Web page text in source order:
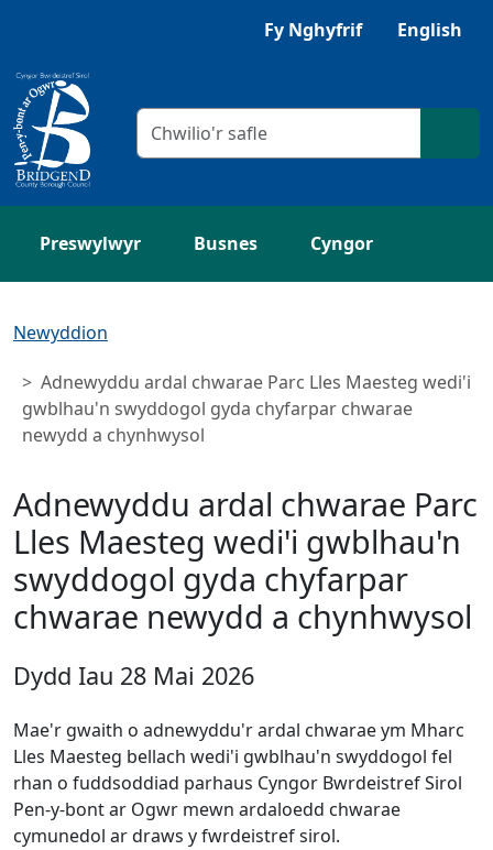
Gwrandewch gyda Browsealoud
Fy Nghyfrif English
Meini prawf chwilio
Preswylwyr Busnes Cyngor
Newyddion
Adnewyddu ardal chwarae Parc Lles Maesteg wedi'i
gwblhau'n swyddogol gyda chyfarpar chwarae
newydd a chynhwysol
Adnewyddu ardal chwarae Parc
Lles Maesteg wedi'i gwblhau'n
swyddogol gyda chyfarpar
chwarae newydd a chynhwysol
Dydd Iau 28 Mai 2026
Mae'r gwaith o adnewyddu'r ardal chwarae ym Mharc
Lles Maesteg bellach wedi'i gwblhau'n swyddogol fel
rhan o fuddsoddiad parhaus Cyngor Bwrdeistref Sirol
Pen-y-bont ar Ogwr mewn ardaloedd chwarae
cymunedol ar draws y fwrdeistref sirol.